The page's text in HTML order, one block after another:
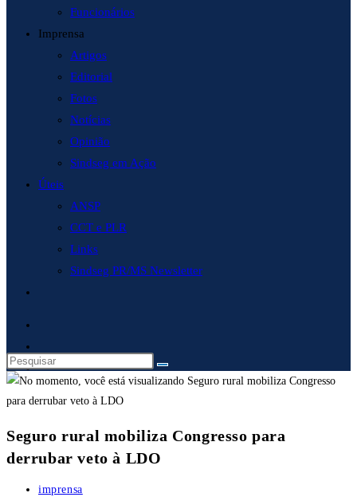
Funcionários
Imprensa
Artigos
Editorial
Fotos
Notícias
Opinião
Sindseg em Ação
Úteis
ANSP
CCT e PLR
Links
Sindseg PR/MS Newsletter
site
Seguro rural mobiliza Congresso para
derrubar veto à LDO
Autor
imprensa